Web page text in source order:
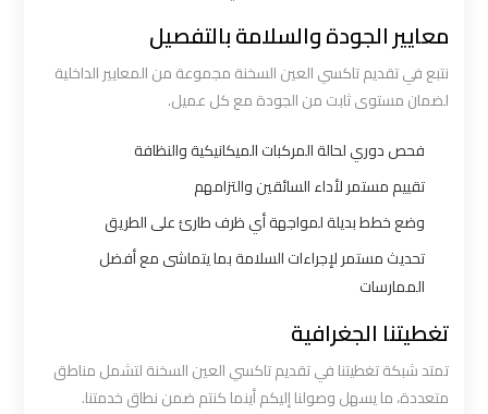
معايير الجودة والسلامة بالتفصيل
نتبع في تقديم تاكسي العين السخنة مجموعة من المعايير الداخلية
لضمان مستوى ثابت من الجودة مع كل عميل.
فحص دوري لحالة المركبات الميكانيكية والنظافة
تقييم مستمر لأداء السائقين والتزامهم
وضع خطط بديلة لمواجهة أي ظرف طارئ على الطريق
تحديث مستمر لإجراءات السلامة بما يتماشى مع أفضل
الممارسات
تغطيتنا الجغرافية
تمتد شبكة تغطيتنا في تقديم تاكسي العين السخنة لتشمل مناطق
متعددة، ما يسهل وصولنا إليكم أينما كنتم ضمن نطاق خدمتنا.
اسكندرية
ليموزين
المطار
ليموزين